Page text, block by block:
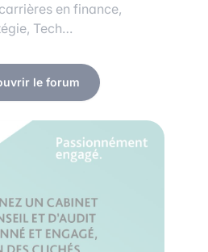
en finance,
Tech…
le forum